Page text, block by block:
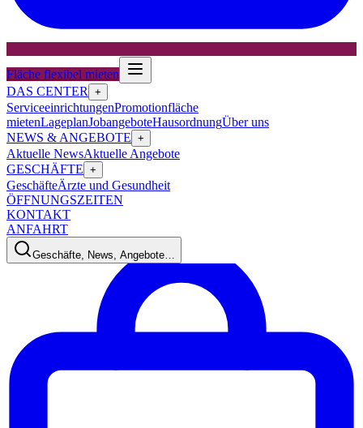
Fläche flexibel mieten
DAS CENTER
+
ServiceeinrichtungenPromotionfläche
mietenLageplanJobangeboteHausordnungÜber uns
NEWS & ANGEBOTE +
Aktuelle NewsAktuelle Angebote
GESCHÄFTE +
GeschäfteÄrzte und Gesundheit
ÖFFNUNGSZEITEN
KONTAKT
ANFAHRT
Geschäfte, News, Angebote…